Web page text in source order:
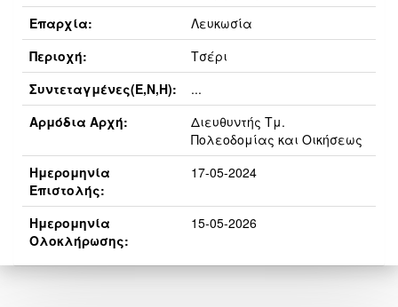
Επαρχία:
Λευκωσία
Περιοχή:
Τσέρι
Συντεταγμένες(E,N,H):
...
Αρμόδια Αρχή:
Διευθυντής Τμ.
Πολεοδομίας και Οικήσεως
Ημερομηνία
Επιστολής:
17-05-2024
Ημερομηνία
Ολοκλήρωσης:
15-05-2026